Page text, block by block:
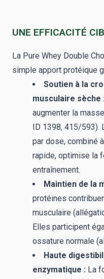
UNE EFFICACITÉ
La Pure Whey Double
simple apport protéique
Soutien à la
musculaire sèche
augmenter la
ID 1398, 415/593).
par dose, combiné
rapide, optimise la
entraînement.
Maintien de la
protéines
musculaire
Elles participent
ossature normale
Haute
enzymatique : La